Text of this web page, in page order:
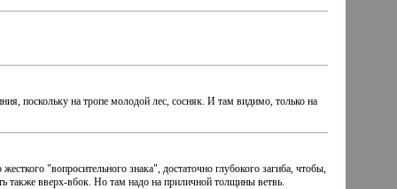
поскольку на тропе молодой лес, сосняк. И там видимо, только на
"вопросительного знака", достаточно глубокого загиба, чтобы,
также вверх-вбок. Но там надо на приличной толщины ветвь.